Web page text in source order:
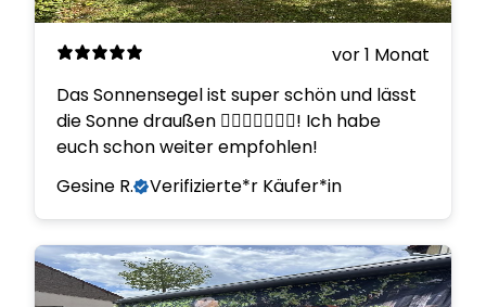
vor 1 Monat
Das Sonnensegel ist super schön und lässt
die Sonne draußen 👍🏼👍🏼👍🏼😊! Ich habe
euch schon weiter empfohlen!
Gesine R.
Verifizierte*r Käufer*in